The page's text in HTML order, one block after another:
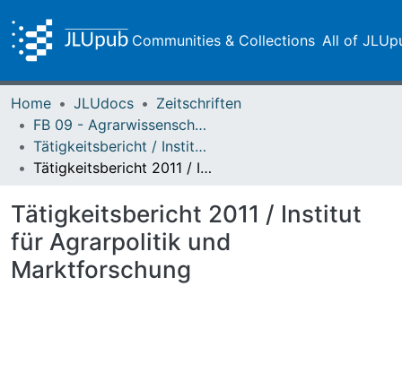
Communities & Collections All of
Home JLUdocs
Zeitschriften
FB 09 - Agrarwissenschaften, Ökotrophologie und Umweltmanagement
Tätigkeitsbericht / Institut für Agrarpolitik und Marktforschung der Justus-Liebig-Universität Gießen
Tätigkeitsbericht 2011 / Institut für Agrarpolitik und Marktforschung
Tätigkeitsbericht 2011 / Institut
für Agrarpolitik und
Marktforschung